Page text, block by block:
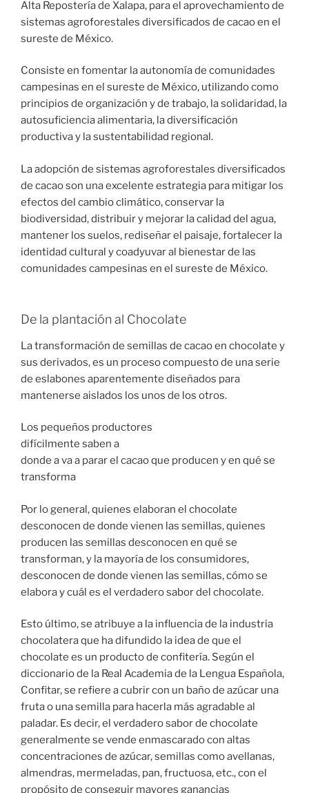
Alta Repostería de Xalapa, para el aprovechamiento de
sistemas agroforestales diversificados de cacao en el
sureste de México.
Consiste en fomentar la autonomía de comunidades
campesinas en el sureste de México, utilizando como
principios de organización y de trabajo, la solidaridad, la
autosuficiencia alimentaria, la diversificación
productiva y la sustentabilidad regional.
La adopción de sistemas agroforestales diversificados
de cacao son una excelente estrategia para mitigar los
efectos del cambio climático, conservar la
biodiversidad, distribuir y mejorar la calidad del agua,
mantener los suelos, rediseñar el paisaje, fortalecer la
identidad cultural y coadyuvar al bienestar de las
comunidades campesinas en el sureste de México.
De la plantación al Chocolate
La transformación de semillas de cacao en chocolate y
sus derivados, es un proceso compuesto de una serie
de eslabones aparentemente diseñados para
mantenerse aislados los unos de los otros.
Los pequeños productores
difícilmente saben a
donde a va a parar el cacao que producen y en qué se
transforma
Por lo general, quienes elaboran el chocolate
desconocen de donde vienen las semillas, quienes
producen las semillas desconocen en qué se
transforman, y la mayoría de los consumidores,
desconocen de donde vienen las semillas, cómo se
elabora y cuál es el verdadero sabor del chocolate.
Esto último, se atribuye a la influencia de la industria
chocolatera que ha difundido la idea de que el
chocolate es un producto de confitería. Según el
diccionario de la Real Academia de la Lengua Española,
Confitar, se refiere a cubrir con un baño de azúcar una
fruta o una semilla para hacerla más agradable al
paladar. Es decir, el verdadero sabor de chocolate
generalmente se vende enmascarado con altas
concentraciones de azúcar, semillas como avellanas,
almendras, mermeladas, pan, fructuosa, etc., con el
propósito de conseguir mayores ganancias